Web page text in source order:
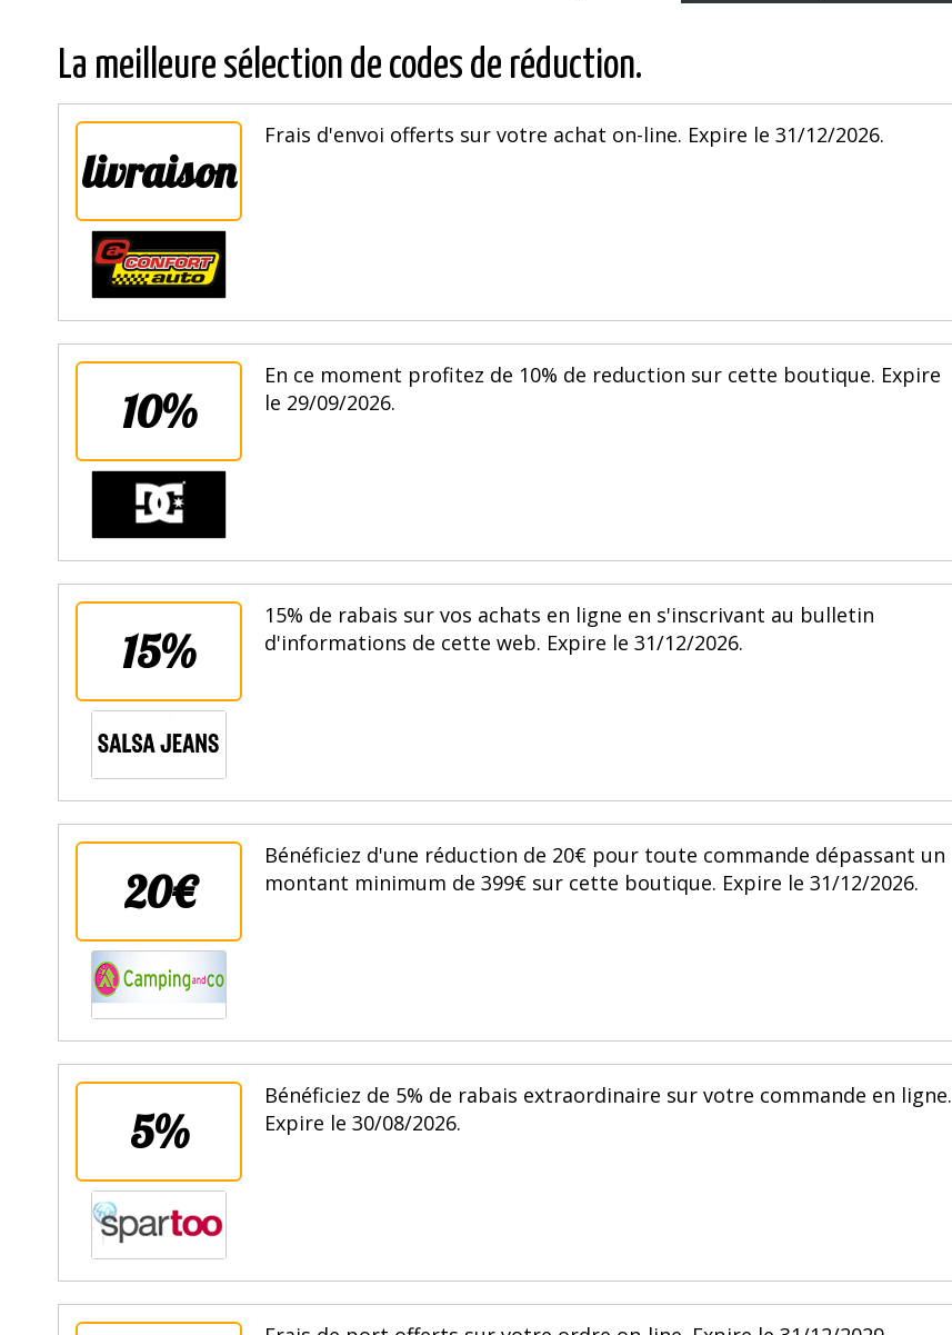
La meilleure sélection de codes de réduction.
livraison
Frais d'envoi offerts sur votre achat on-line. Expire le 31/12/2026.
10%
En ce moment profitez de 10% de reduction sur cette boutique. Expire
le 29/09/2026.
15%
15% de rabais sur vos achats en ligne en s'inscrivant au bulletin
d'informations de cette web. Expire le 31/12/2026.
20€
Bénéficiez d'une réduction de 20€ pour toute commande dépassant un
montant minimum de 399€ sur cette boutique. Expire le 31/12/2026.
5%
Bénéficiez de 5% de rabais extraordinaire sur votre commande en ligne.
Expire le 30/08/2026.